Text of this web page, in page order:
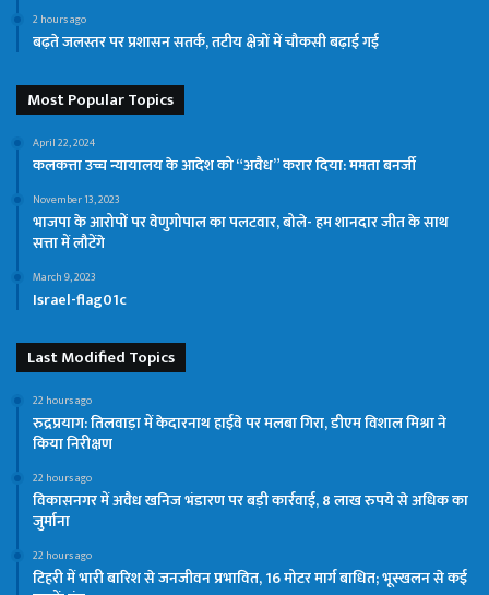
2 hours ago
बढ़ते जलस्तर पर प्रशासन सतर्क, तटीय क्षेत्रों में चौकसी बढ़ाई गई
Most Popular Topics
April 22, 2024
कलकत्ता उच्च न्यायालय के आदेश को “अवैध” करार दिया: ममता बनर्जी
November 13, 2023
भाजपा के आरोपों पर वेणुगोपाल का पलटवार, बोले- हम शानदार जीत के साथ
सत्ता में लौटेंगे
March 9, 2023
Israel-flag01c
Last Modified Topics
22 hours ago
रुद्रप्रयाग: तिलवाड़ा में केदारनाथ हाईवे पर मलबा गिरा, डीएम विशाल मिश्रा ने
किया निरीक्षण
22 hours ago
विकासनगर में अवैध खनिज भंडारण पर बड़ी कार्रवाई, 8 लाख रुपये से अधिक का
जुर्माना
22 hours ago
टिहरी में भारी बारिश से जनजीवन प्रभावित, 16 मोटर मार्ग बाधित; भूस्खलन से कई